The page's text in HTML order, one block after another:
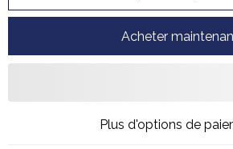
Acheter
Plus d'options de